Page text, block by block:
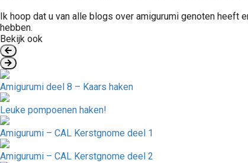
Ik hoop dat u van alle blogs over amigurumi genoten
hebben.
Bekijk ook
Amigurumi deel 8 – Kaars haken
Leuke pompoenen haken!
Amigurumi – CAL Kerstgnome deel 1
Amigurumi – CAL Kerstgnome deel 2